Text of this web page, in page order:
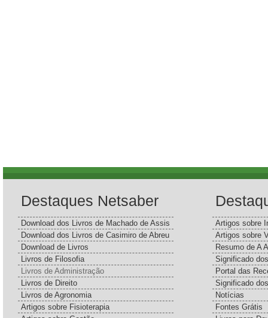
Destaques Netsaber
Download dos Livros de Machado de Assis
Download dos Livros de Casimiro de Abreu
Download de Livros
Livros de Filosofia
Livros de Administração
Livros de Direito
Livros de Agronomia
Artigos sobre Fisioterapia
Artigos sobre
Artigos sobre
Resumo de A
Significado
Portal das
Significado
Notícias
Fontes Grátis